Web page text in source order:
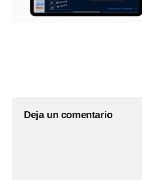
Deja un comentario